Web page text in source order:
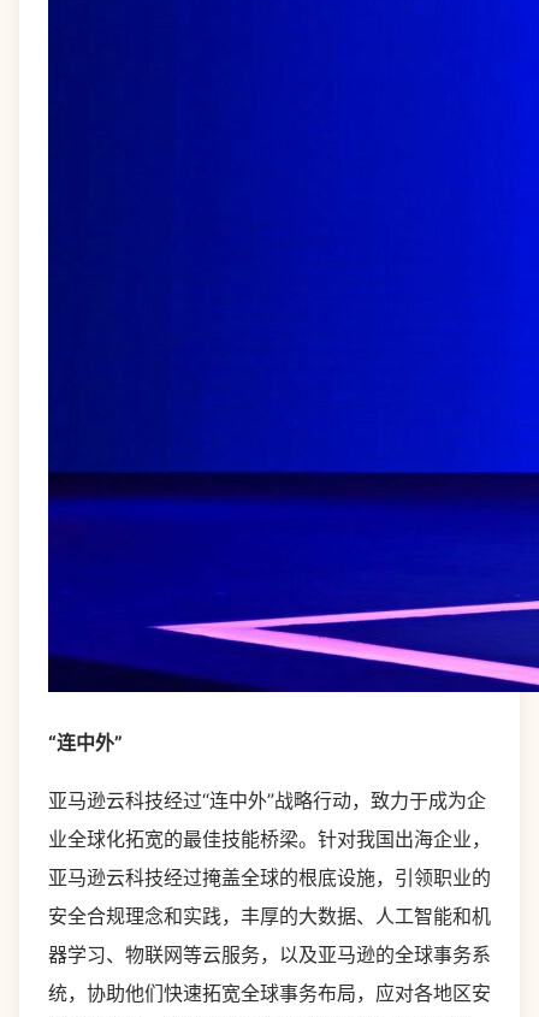
“连中外”
亚马逊云科技经过“连中外”战略行动，致力于成为企
业全球化拓宽的最佳技能桥梁。针对我国出海企业，
亚马逊云科技经过掩盖全球的根底设施，引领职业的
安全合规理念和实践，丰厚的大数据、人工智能和机
器学习、物联网等云服务，以及亚马逊的全球事务系
统，协助他们快速拓宽全球事务布局，应对各地区安